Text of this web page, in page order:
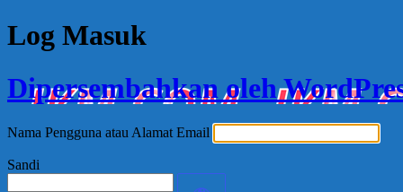
Log Masuk
Dipersembahkan oleh
Nama Pengguna atau Alamat Email
Sandi